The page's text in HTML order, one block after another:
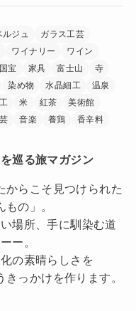
ルジュ
ガラス工芸
ワイナリー
ワイン
国宝 家具 富士山
寺
染め物 水晶細工
温泉
米 紅茶
美術館
音楽 養鶏 香辛料
巡る旅マガジン
からこそ見つけられた
もの」。
場所、手に馴染む道
ー。
の素晴らしさを
っかけを作ります。